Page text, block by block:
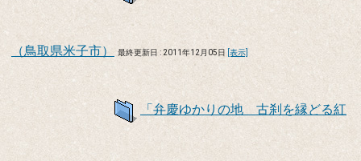
（鳥取県米子市） 最終更新日 : 2011年12月05日 [表示]
「弁慶ゆかりの地 古刹を縁どる紅